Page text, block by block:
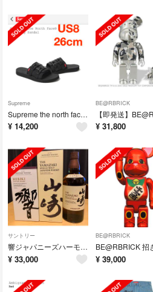
Supreme
Supreme the north face Trekking Sandal
¥ 14,200
BE@RBRICK
¥ 31,800
サントリー
響ジャパニーズハーモニー 山崎NV 計3本セット 箱付き
¥ 33,000
BE@RBRICK
¥ 39,000